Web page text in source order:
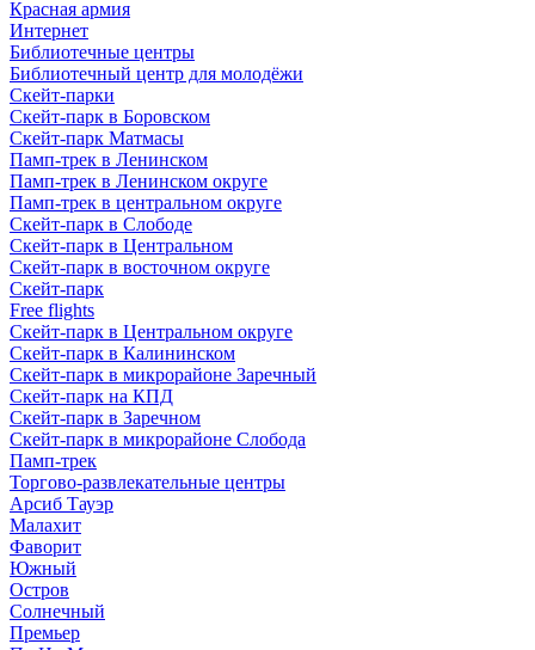
Красная армия
Интернет
Библиотечные центры
Библиотечный центр для молодёжи
Скейт-парки
Скейт-парк в Боровском
Скейт-парк Матмасы
Памп-трек в Ленинском
Памп-трек в Ленинском округе
Памп-трек в центральном округе
Скейт-парк в Слободе
Скейт-парк в Центральном
Скейт-парк в восточном округе
Скейт-парк
Free flights
Скейт-парк в Центральном округе
Скейт-парк в Калининском
Скейт-парк в микрорайоне Заречный
Скейт-парк на КПД
Скейт-парк в Заречном
Скейт-парк в микрорайоне Слобода
Памп-трек
Торгово-развлекательные центры
Арсиб Тауэр
Малахит
Фаворит
Южный
Остров
Солнечный
Премьер